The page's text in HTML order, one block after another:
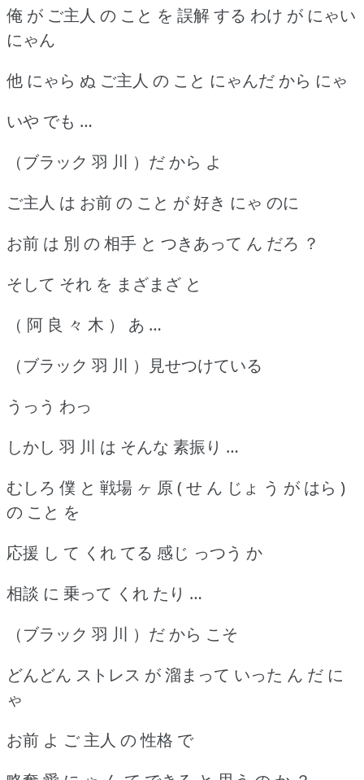
俺 が ご主人 の こと を 誤解 する わけ が にゃい
にゃん
他 にゃら ぬ ご主人 の こと にゃんだ から にゃ
いや でも …
（ブラック 羽 川 ）だ から よ
ご主人 は お前 の こと が 好き にゃ のに
お前 は 別 の 相手 と つきあって ん だろ ？
そして それ を まざまざ と
（ 阿 良 々 木 ） あ …
（ブラック 羽 川 ）見せつけている
うっう わっ
しかし 羽 川 は そんな 素振り …
むしろ 僕 と 戦場 ヶ 原 ( せ ん じょ う が はら )
の こと を
応援 し て くれ てる 感じ っつう か
相談 に 乗って くれ たり …
（ブラック 羽 川 ）だ から こそ
どんどん ストレス が 溜まって いった ん だ に
ゃ
お前 よ ご 主人 の 性格 で